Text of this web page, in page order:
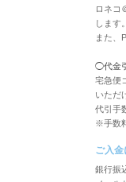
ロネコ
します。
また、
◯代金
宅急便
いただ
代引手
※手数
ご入金
銀行振